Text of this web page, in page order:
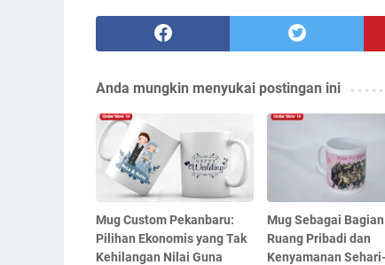
Anda mungkin menyukai postingan ini
Mug Custom Pekanbaru:
Pilihan Ekonomis yang Tak
Kehilangan Nilai Guna
Mug Sebagai
Ruang Pribadi dan
Kenyamanan